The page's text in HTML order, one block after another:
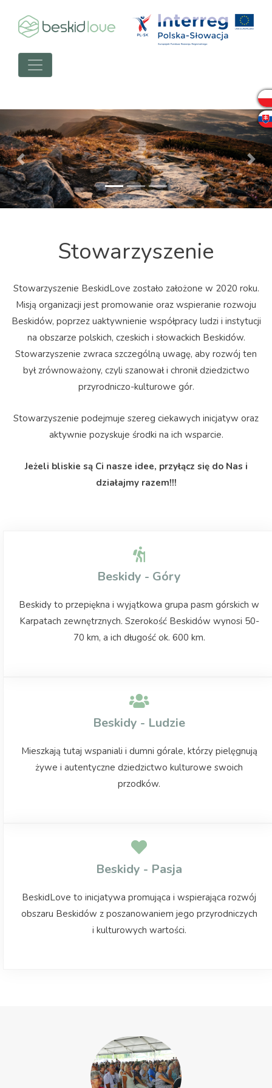
Previous Next
Stowarzyszenie
Stowarzyszenie BeskidLove zostało założone w 2020 roku.
Misją organizacji jest promowanie oraz wspieranie rozwoju
Beskidów, poprzez uaktywnienie współpracy ludzi i instytucji
na obszarze polskich, czeskich i słowackich Beskidów.
Stowarzyszenie zwraca szczególną uwagę, aby rozwój ten
był zrównoważony, czyli szanował i chronił dziedzictwo
przyrodniczo-kulturowe gór.
Stowarzyszenie podejmuje szereg ciekawych inicjatyw oraz
aktywnie pozyskuje środki na ich wsparcie.
Jeżeli bliskie są Ci nasze idee, przyłącz się do Nas i
działajmy razem!!!
Beskidy - Góry
Beskidy to przepiękna i wyjątkowa grupa pasm górskich w
Karpatach zewnętrznych. Szerokość Beskidów wynosi 50-
70 km, a ich długość ok. 600 km.
Beskidy - Ludzie
Mieszkają tutaj wspaniali i dumni górale, którzy pielęgnują
żywe i autentyczne dziedzictwo kulturowe swoich
przodków.
Beskidy - Pasja
BeskidLove to inicjatywa promująca i wspierająca rozwój
obszaru Beskidów z poszanowaniem jego przyrodniczych
i kulturowych wartości.